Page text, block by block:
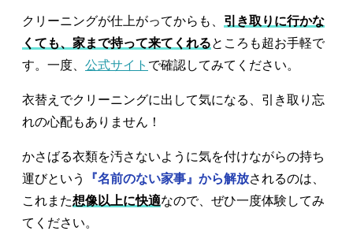
クリーニングが仕上がってからも、 引き取りに行かな
くても、家まで持って来てくれるところも超お手軽で
す。一度、 公式サイト で確認してみてください。
衣替えでクリーニングに出して気になる、引き取り忘
れの心配もありません！
かさばる衣類を汚さないように気を付けながらの持ち
運びという
『名前のない家事』から解放されるのは、
これまた想像以上に快適なので、ぜひ一度体験してみ
てください。